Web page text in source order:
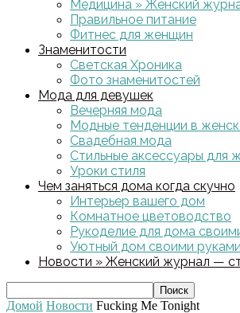
Медицина » Женский
Правильное питание
Фитнес для женщин
Знаменитости
Светская Хроника
Фото знаменитостей
Мода для девушек
Вечерняя мода
Модные тенденции в
Свадебная мода
Стильные аксессуары для
Уроки стиля
Чем заняться дома когда скучно
Интерьер вашего дом
Комнатное цветоводство
Рукоделие для дома
Уютный дом своими руками
Новости » Женский журнал —
Домой Новости Fucking Me Tonight